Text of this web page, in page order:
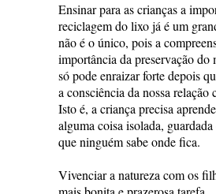
Ensinar para as crianças a
reciclagem do lixo já é um
não é o único, pois a
importância da preservação do
só pode enraizar forte depois
a consciência da nossa relação
Isto é, a criança precisa
alguma coisa isolada,
que ninguém sabe onde fica.
Vivenciar a natureza com os